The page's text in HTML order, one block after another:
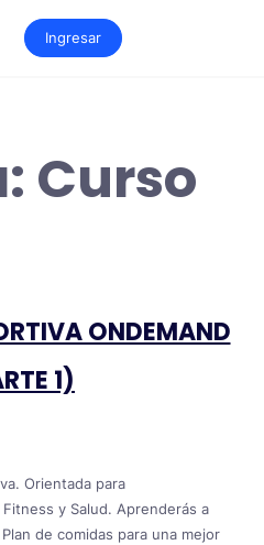
Ingresar
Curso
ONDEMAND
1)
Orientada para
y Salud. Aprenderás a
de comidas para una mejor